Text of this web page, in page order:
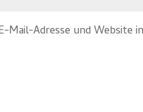
Mail-Adresse und Website